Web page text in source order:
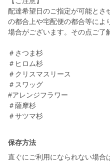
配達希望日のご指定が可能とさ
の都合上や宅配便の都合等によ
場合がございます。その点ご了
＃さつま杉
＃ヒロム杉
＃クリスマスリース
＃スワッグ
#アレンジフラワー
＃薩摩杉
＃サツマ杉
保存方法
直ぐにご利用になられない場合